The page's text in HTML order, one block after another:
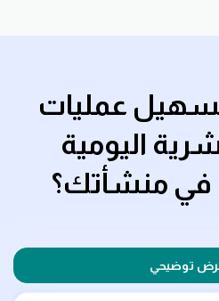
عمليات
اليومية
في منشأتك؟
توضيحي